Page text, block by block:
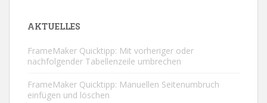
AKTUELLES
FrameMaker Quicktipp: Mit vorheriger oder
nachfolgender Tabellenzeile umbrechen
FrameMaker Quicktipp: Manuellen Seitenumbruch
einfügen und löschen